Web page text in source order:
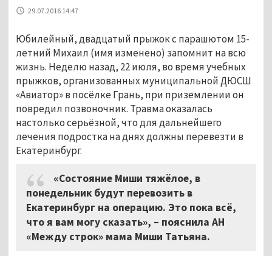
29.07.2016 14:47
Юбилейный, двадцатый прыжок с парашютом 15-
летний Михаил (имя изменено) запомнит на всю
жизнь. Неделю назад, 22 июля, во время учебных
прыжков, организованных муниципальной ДЮСШ
«Авиатор» в посёлке Грань, при приземлении он
повредил позвоночник. Травма оказалась
настолько серьёзной, что для дальнейшего
лечения подростка на днях должны перевезти в
Екатеринбург.
«Состояние Миши тяжёлое, в
понедельник будут перевозить в
Екатеринбург на операцию. Это пока всё,
что я вам могу сказать», – пояснила АН
«Между строк» мама Миши Татьяна.